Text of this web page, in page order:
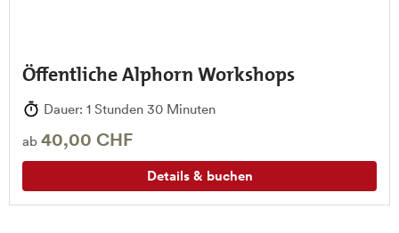
Öffentliche Alphorn Workshops
Dauer: 1 Stunden 30 Minuten
ab 40,00 CHF
Details & buchen